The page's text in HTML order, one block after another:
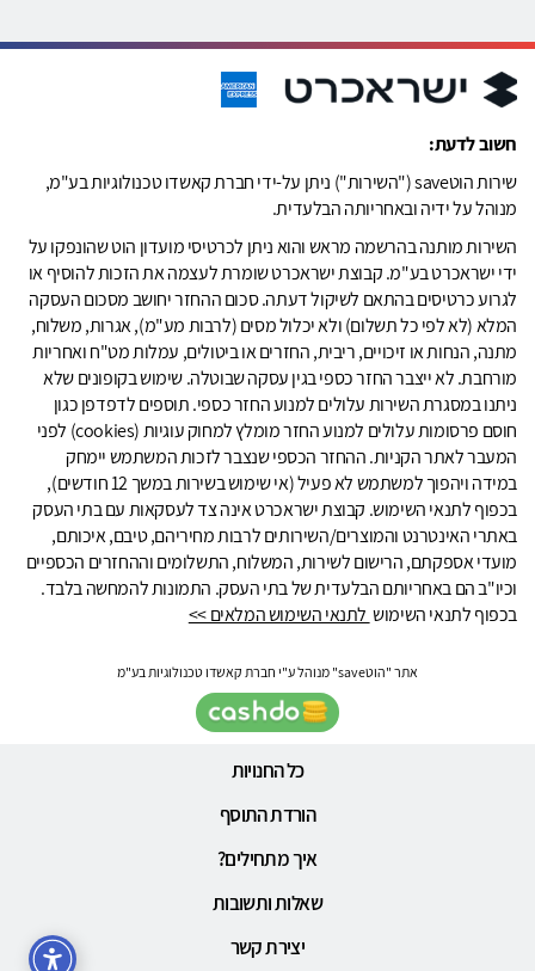
חשוב לדעת:
שירות הוטsave ("השירות") ניתן על-ידי חברת קאשדו טכנולוגיות בע"מ,
מנוהל על ידיה ובאחריותה הבלעדית.
השירות מותנה בהרשמה מראש והוא ניתן לכרטיסי מועדון הוט שהונפקו על
ידי ישראכרט בע"מ. קבוצת ישראכרט שומרת לעצמה את הזכות להוסיף או
לגרוע כרטיסים בהתאם לשיקול דעתה. סכום ההחזר יחושב מסכום העסקה
המלא (לא לפי כל תשלום) ולא יכלול מסים (לרבות מע"מ), אגרות, משלוח,
מתנה, הנחות או זיכויים, ריבית, החזרים או ביטולים, עמלות מט"ח ואחריות
מורחבת. לא ייצבר החזר כספי בגין עסקה שבוטלה. שימוש בקופונים שלא
ניתנו במסגרת השירות עלולים למנוע החזר כספי. תוספים לדפדפן כגון
חוסם פרסומות עלולים למנוע החזר מומלץ למחוק עוגיות (cookies) לפני
המעבר לאתר הקניות. ההחזר הכספי שנצבר לזכות המשתמש יימחק
במידה ויהפוך למשתמש לא פעיל (אי שימוש בשירות במשך 12 חודשים),
בכפוף לתנאי השימוש. קבוצת ישראכרט אינה צד לעסקאות עם בתי העסק
באתרי האינטרנט והמוצרים/השירותים לרבות מחיריהם, טיבם, איכותם,
מועדי אספקתם, הרישום לשירות, המשלוח, התשלומים וההחזרים הכספיים
וכיו"ב הם באחריותם הבלעדית של בתי העסק. התמונות להמחשה בלבד.
בכפוף לתנאי השימוש לתנאי השימוש המלאים >>
אתר "הוטsave" מנוהל ע"י חברת קאשדו טכנולוגיות בע"מ
כל החנויות
הורדת התוסף
איך מתחילים?
שאלות ותשובות
יצירת קשר